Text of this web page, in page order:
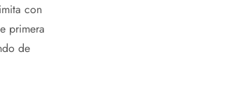
con
primera
de